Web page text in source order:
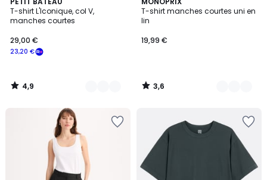
T-shirt L'Iconique, col V,
manches courtes
23,20 €
29,00 €
/ 5
3
Couleurs
4,9
/
T-shirt manches courtes uni en
lin
19,99 €
/ 5
7
Couleurs
3,6
/